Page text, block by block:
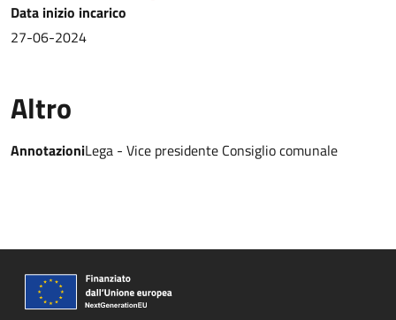
Data inizio incarico
27-06-2024
Altro
AnnotazioniLega - Vice presidente Consiglio comunale